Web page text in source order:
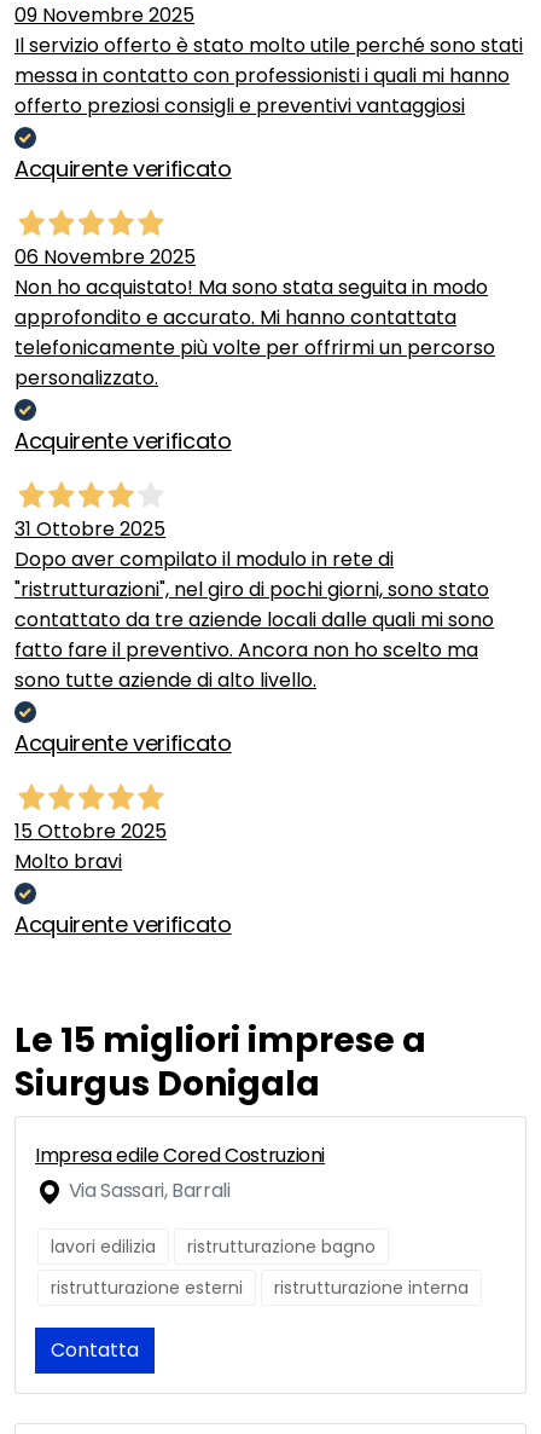
09 Novembre 2025
Il servizio offerto è stato molto utile perché sono stati
messa in contatto con professionisti i quali mi hanno
offerto preziosi consigli e preventivi vantaggiosi
Acquirente verificato
06 Novembre 2025
Non ho acquistato! Ma sono stata seguita in modo
approfondito e accurato. Mi hanno contattata
telefonicamente più volte per offrirmi un percorso
personalizzato.
Acquirente verificato
31 Ottobre 2025
Dopo aver compilato il modulo in rete di
"ristrutturazioni", nel giro di pochi giorni, sono stato
contattato da tre aziende locali dalle quali mi sono
fatto fare il preventivo. Ancora non ho scelto ma
sono tutte aziende di alto livello.
Acquirente verificato
15 Ottobre 2025
Molto bravi
Acquirente verificato
Le 15 migliori imprese a
Siurgus Donigala
Impresa edile Cored Costruzioni
Via Sassari, Barrali
lavori edilizia
ristrutturazione bagno
ristrutturazione esterni
ristrutturazione interna
Contatta